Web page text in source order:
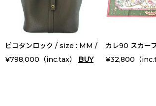
ピコタンロック / size : MM /
¥798,000（inc.tax） BUY
カレ90 スカー
¥32,800（